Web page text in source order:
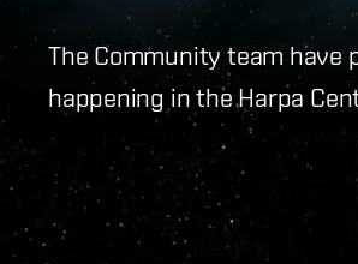
The Community team have
happening in the Harpa